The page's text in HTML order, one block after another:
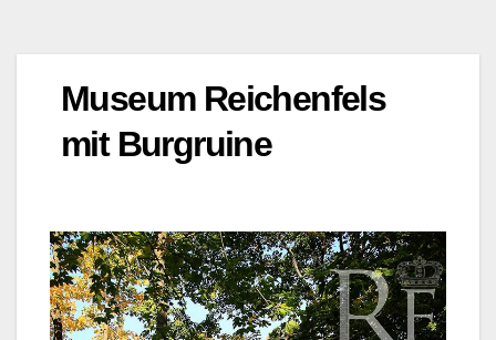
Museum Reichenfels
mit Burgruine